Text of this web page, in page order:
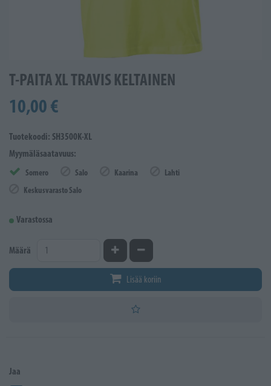
T-PAITA XL TRAVIS KELTAINEN
10,00 €
Tuotekoodi: SH3500K-XL
Myymäläsaatavuus:
Somero Salo Kaarina
Lahti
Keskusvarasto Salo
Varastossa
Määrä Kasvata määrääVähennä määrää
Lisää koriin
Jaa